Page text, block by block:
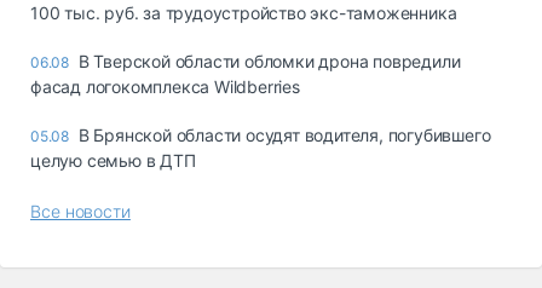
100 тыс. руб. за трудоустройство экс-таможенника
06.08 В Тверской области обломки дрона повредили
фасад логокомплекса Wildberries
05.08 В Брянской области осудят водителя, погубившего
целую семью в ДТП
Все новости